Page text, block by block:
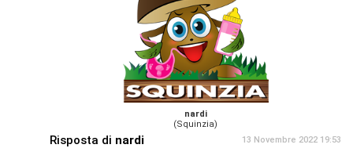
nardi
(Squinzia)
Risposta di nardi 13 Novembre 2022 19:53